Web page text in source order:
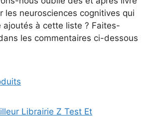
les neurosciences cognitives qui
ajoutés à cette liste ? Faites-
les commentaires ci-dessous
Librairie Z Test Et